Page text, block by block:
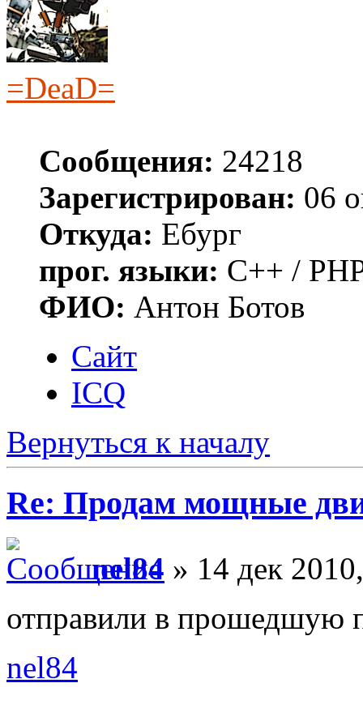
=DeaD=
Сообщения: 24218
Зарегистрирован: 06
Откуда: Ебург
прог. языки: C++ /
ФИО: Антон Ботов
Сайт
ICQ
Вернуться к началу
Re: Продам мощные
nel84 » 14 дек
отправили в прошедшую
nel84